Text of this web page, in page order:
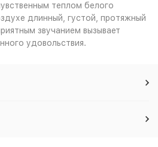
теплом белого
длинный, густой, протяжный
звучанием вызывает
удовольствия.